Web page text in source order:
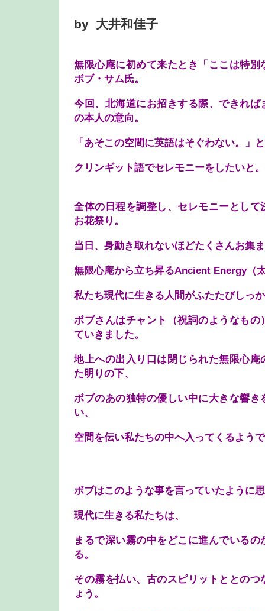
by 大井和佳子
無限心庵に初めて来たとき「ここは特別
ボブ・サム氏。
今回、北海道にお招きする際、できれば
の本人の意向。
「あそこの空間に英語はそぐわない。」
クリンギット語でセレモニーをしたいと。
全体の日程を調整し、セレモニーとして
お花祭り。
当日、身動き取れないほどたくさんお集
無限心庵から立ち昇るAncient Energy（
私たち現代に生きる人間がふたたびしっ
ボブさんはチャント（祝詞のようなもの
ていきました。
地上への出入り口は閉じられた無限心庵
た明りの下、
ボブのあの独特の優しい中に大きな響き
い、
空間を伝い私たちの中へ入ってくるよう
ボブはこのような事を言っていたように
現代に生きる私たちは、
まるで深い霧の中をどこに進んでいる
る。
その霧を払い、古のスピリットととのつ
ょう。